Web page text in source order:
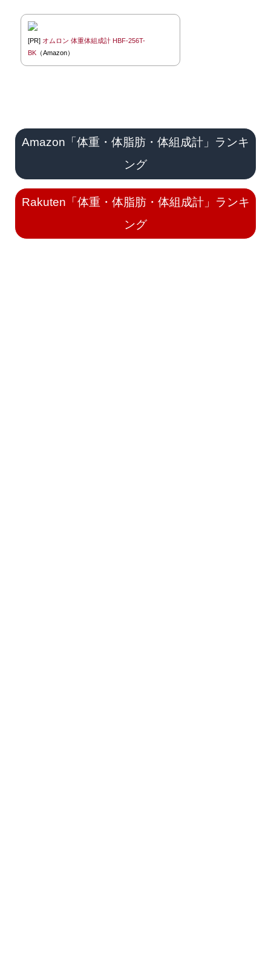
[PR] オムロン 体重体組成計 HBF-256T-
BK （Amazon）
Amazon「体重・体脂肪・体組成計」ランキ
ング
Rakuten「体重・体脂肪・体組成計」ランキ
ング